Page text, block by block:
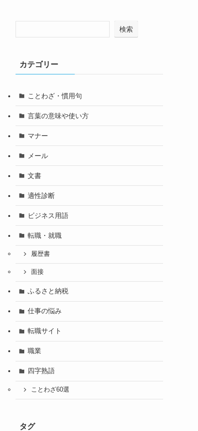
検索
カテゴリー
ことわざ・慣用句
言葉の意味や使い方
マナー
メール
文書
適性診断
ビジネス用語
転職・就職
履歴書
面接
ふるさと納税
仕事の悩み
転職サイト
職業
四字熟語
ことわざ60選
タグ